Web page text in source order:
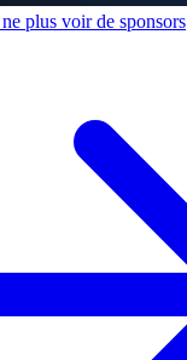
plus voir de sponsors